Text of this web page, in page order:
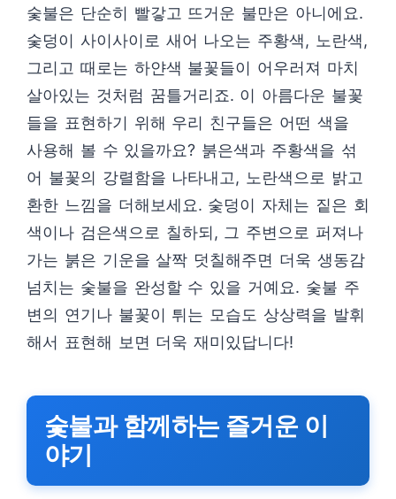
숯불은 단순히 빨갛고 뜨거운 불만은 아니에요.
숯덩이 사이사이로 새어 나오는 주황색, 노란색,
그리고 때로는 하얀색 불꽃들이 어우러져 마치
살아있는 것처럼 꿈틀거리죠. 이 아름다운 불꽃
들을 표현하기 위해 우리 친구들은 어떤 색을
사용해 볼 수 있을까요? 붉은색과 주황색을 섞
어 불꽃의 강렬함을 나타내고, 노란색으로 밝고
환한 느낌을 더해보세요. 숯덩이 자체는 짙은 회
색이나 검은색으로 칠하되, 그 주변으로 퍼져나
가는 붉은 기운을 살짝 덧칠해주면 더욱 생동감
넘치는 숯불을 완성할 수 있을 거예요. 숯불 주
변의 연기나 불꽃이 튀는 모습도 상상력을 발휘
해서 표현해 보면 더욱 재미있답니다!
숯불과 함께하는 즐거운 이
야기